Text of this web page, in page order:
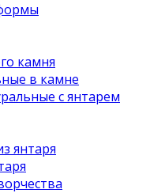
камня
в камне
с янтарем
янтаря